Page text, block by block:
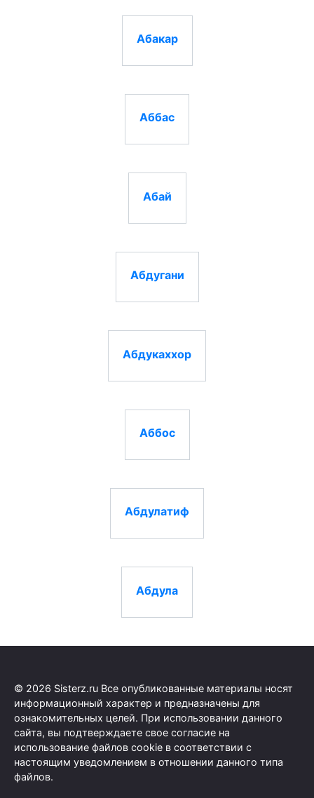
Абакар
Аббас
Абай
Абдугани
Абдукаххор
Аббос
Абдулатиф
Абдула
© 2026 Sisterz.ru Все опубликованные материалы носят
информационный характер и предназначены для
ознакомительных целей. При использовании данного
сайта, вы подтверждаете свое согласие на
использование файлов cookie в соответствии с
настоящим уведомлением в отношении данного типа
файлов.